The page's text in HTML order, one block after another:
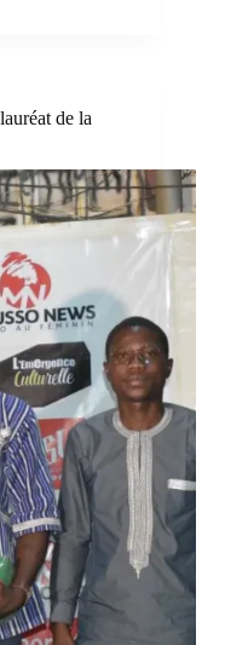
de la